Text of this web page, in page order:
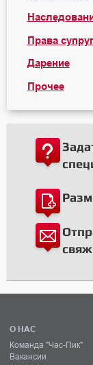
Права
Дарение
Прочее
О НАС
Команда "Час-Пик"
Вакансии